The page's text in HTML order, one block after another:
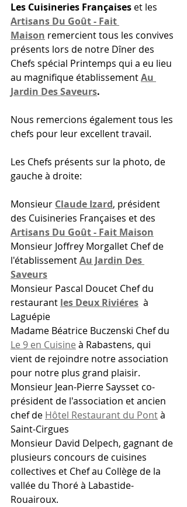
Les Cuisineries Françaises et les
Artisans Du Goût - Fait
Maison remercient tous les convives
présents lors de notre Dîner des
Chefs spécial Printemps qui a eu lieu
au magnifique établissement Au
Jardin Des Saveurs.
Nous remercions également tous les
chefs pour leur excellent travail.
Les Chefs présents sur la photo, de
gauche à droite:
Monsieur Claude Izard, président
des Cuisineries Françaises et des
Artisans Du Goût - Fait Maison
Monsieur Joffrey Morgallet Chef de
l'établissement Au Jardin Des
Saveurs
Monsieur Pascal Doucet Chef du
restaurant les Deux Riviéres à
Laguépie
Madame Béatrice Buczenski Chef du
Le 9 en Cuisine à Rabastens, qui
vient de rejoindre notre association
pour notre plus grand plaisir.
Monsieur Jean-Pierre Saysset co-
président de l'association et ancien
chef de Hôtel Restaurant du Pont à
Saint-Cirgues
Monsieur David Delpech, gagnant de
plusieurs concours de cuisines
collectives et Chef au Collège de la
vallée du Thoré à Labastide-
Rouairoux.